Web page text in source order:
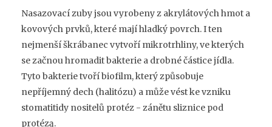
Nasazovací zuby jsou vyrobeny z akrylátových hmot a
kovových prvků, které mají hladký povrch. I ten
nejmenší škrábanec vytvoří mikrotrhliny, ve kterých
se začnou hromadit bakterie a drobné částice jídla.
Tyto bakterie tvoří biofilm, který způsobuje
nepříjemný dech (halitózu) a může vést ke vzniku
stomatitidy nositelů protéz - zánětu sliznice pod
protézą.